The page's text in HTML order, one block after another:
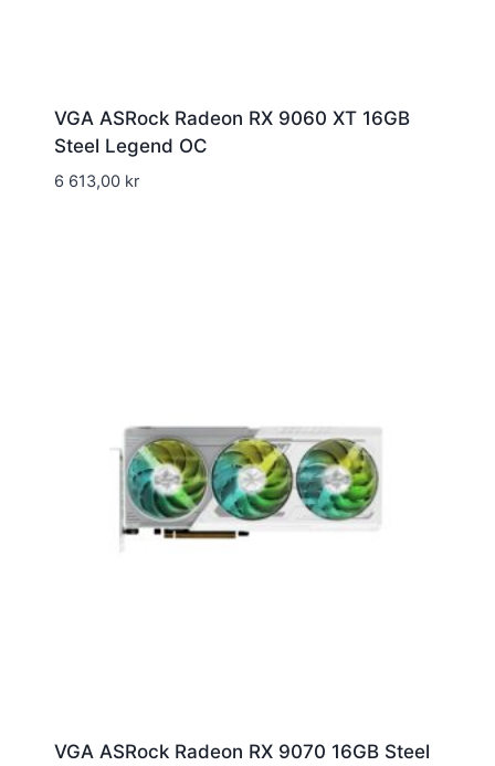
VGA ASRock Radeon RX 9060 XT 16GB
Steel Legend OC
6 613,00 kr
VGA ASRock Radeon RX 9070 16GB Steel